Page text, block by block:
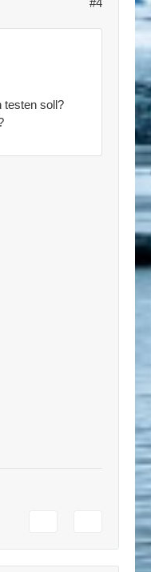
testen soll?